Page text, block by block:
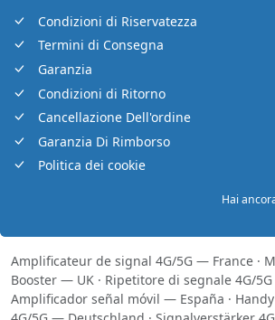
Condizioni di Riservatezza
Termini di Consegna
Garanzia
Condizioni di Ritorno
Cancellazione Dell'ordine
Garanzia Di Rimborso
Politica dei cookie
Hai
Amplificateur de signal 4G/5G — France ·
Booster — UK · Ripetitore di segnale 4G/
Amplificador señal móvil — España ·